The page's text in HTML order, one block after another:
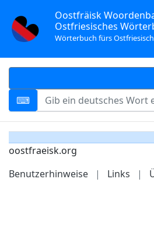
Oostfräisk
Ostfriesisches
Wörterbuch fürs
oostfraeisk.org
Benutzerhinweise
| Links |